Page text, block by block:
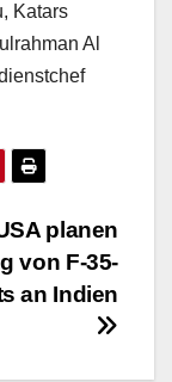
Katars
Al
planen
von F-35-
an Indien